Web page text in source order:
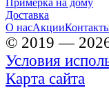
Доставка
О насАкции
© 2019 — 2026
Условия
Карта сайта